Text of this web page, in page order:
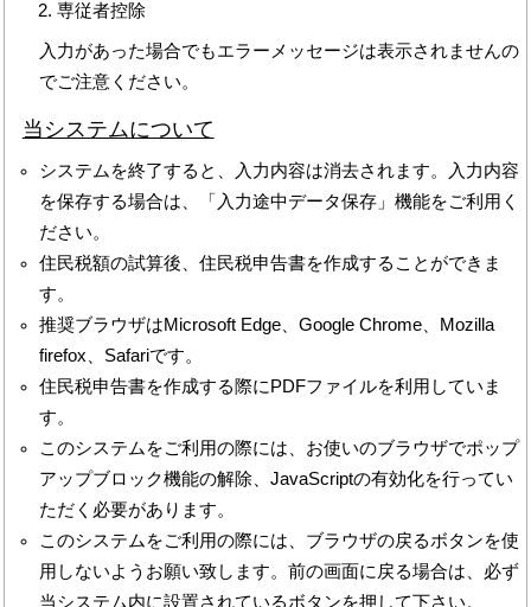
専従者控除
入力があった場合でもエラーメッセージは表示されませんの
でご注意ください。
当システムについて
システムを終了すると、入力内容は消去されます。入力内容
を保存する場合は、「入力途中データ保存」機能をご利用く
ださい。
住民税額の試算後、住民税申告書を作成することができま
す。
推奨ブラウザはMicrosoft Edge、Google Chrome、Mozilla
firefox、Safariです。
住民税申告書を作成する際にPDFファイルを利用していま
す。
このシステムをご利用の際には、お使いのブラウザでポップ
アップブロック機能の解除、JavaScriptの有効化を行ってい
ただく必要があります。
このシステムをご利用の際には、ブラウザの戻るボタンを使
用しないようお願い致します。前の画面に戻る場合は、必ず
当システム内に設置されているボタンを押して下さい。